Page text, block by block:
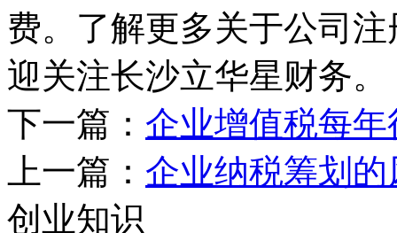
费。了解更多关于公司
迎关注长沙立华星财务。
下一篇： 企业增值税每
上一篇： 企业纳税筹划
创业知识